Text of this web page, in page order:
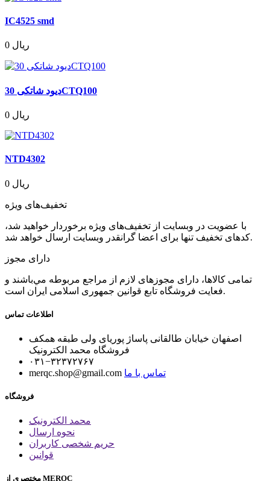
IC4525 smd
0 ریال
دیود شاتکی 30CTQ100
0 ریال
NTD4302
0 ریال
تخفیف‌های ویژه
با عضویت در وبسایت از تخفیف‌های ویژه برخوردار خواهید شد،
کدهای تخفیف تنها برای اعضا گرانقدر وبسایت ارسال خواهد شد.
دارای مجوز
تمامی كالاها، دارای مجوزهای لازم از مراجع مربوطه مي‌باشند و
فعایت فروشگاه تابع قوانين جمهوری اسلامی ايران است.
اطلاعات تماس
اصفهان خیابان طالقانی پاساژ پوریای ولی طبقه همکف
فروشگاه محمد الکترونیک
۰۳۱−۳۲۳۷۲۷۶۷
merqc.shop@gmail.com تماس با ما
فروشگاه
محمد الکترونیک
نحوه ارسال
حریم شخصی کاربران
قوانین
مختصری از MERQC